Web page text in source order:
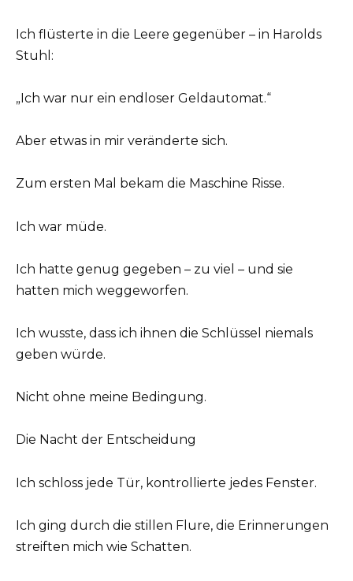
Ich flüsterte in die Leere gegenüber – in Harolds
Stuhl:
„Ich war nur ein endloser Geldautomat.“
Aber etwas in mir veränderte sich.
Zum ersten Mal bekam die Maschine Risse.
Ich war müde.
Ich hatte genug gegeben – zu viel – und sie
hatten mich weggeworfen.
Ich wusste, dass ich ihnen die Schlüssel niemals
geben würde.
Nicht ohne meine Bedingung.
Die Nacht der Entscheidung
Ich schloss jede Tür, kontrollierte jedes Fenster.
Ich ging durch die stillen Flure, die Erinnerungen
streiften mich wie Schatten.